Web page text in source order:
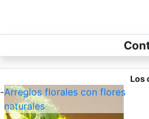
Los
-Arreglos florales con flores
naturales